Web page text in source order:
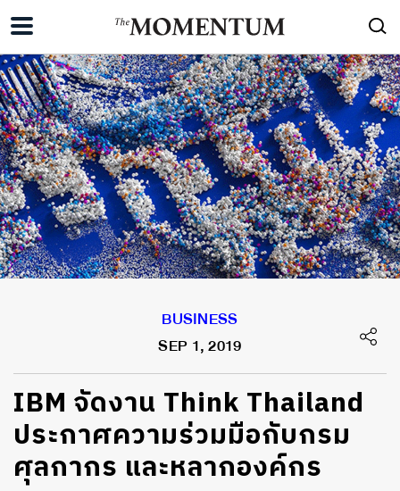
BUSINESS
SEP 1, 2019
IBM จัดงาน Think Thailand
ประกาศความร่วมมือกับกรม
ศุลกากร และหลากองค์กร